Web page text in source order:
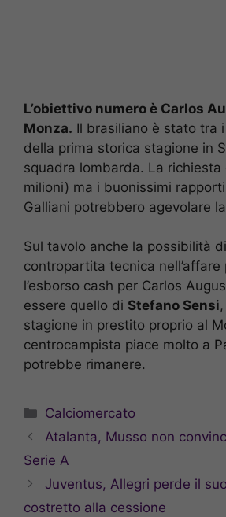
L’obiettivo numero è Carlos
Monza. Il brasiliano è stato tra
della prima storica stagione in
squadra lombarda. La richiesta
milioni) ma i buonissimi
Galliani potrebbero agevolare
Sul tavolo anche la possibilità
contropartita tecnica
l’esborso cash per Carlos
essere quello di Stefano Sensi
stagione in prestito proprio al
centrocampista piace molto a
potrebbe rimanere.
Categorie
Calciomercato
Atalanta, Musso non
Serie A
Juventus, Allegri perde il
costretto alla cessione